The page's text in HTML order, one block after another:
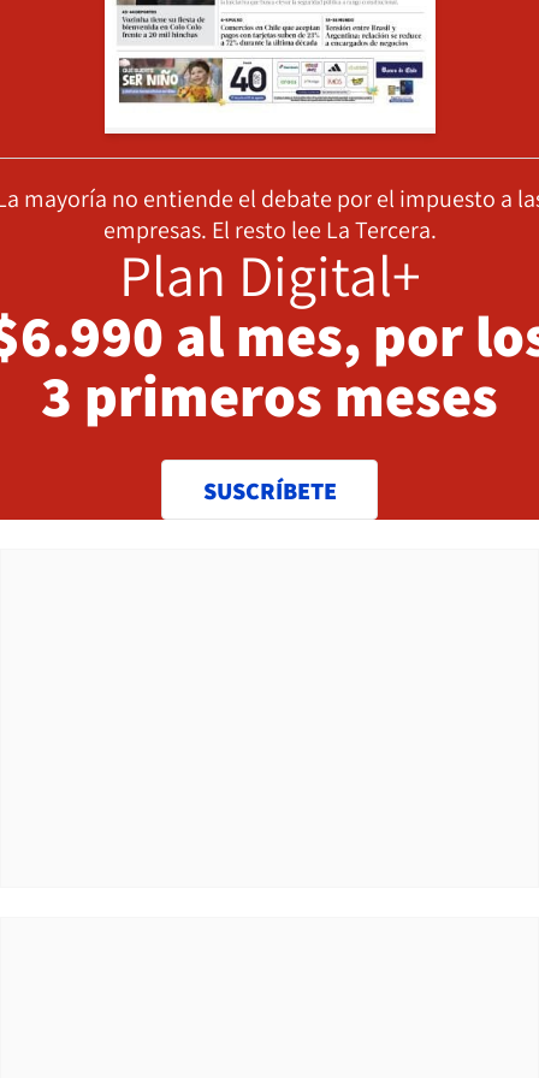
mayoría no entiende el debate por el impuesto a
empresas. El resto lee La Tercera.
Plan Digital+
al mes, por
3 primeros meses
SUSCRÍBETE